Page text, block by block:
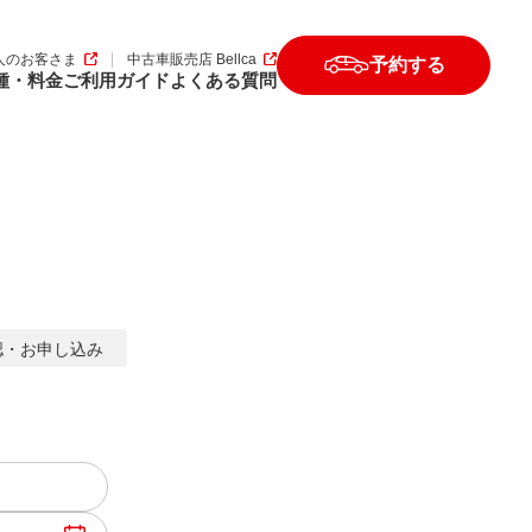
予約する
・料金ご利用ガイドよくある質問
のお客さま 中古車販売店 Bellca
・ お申し込み